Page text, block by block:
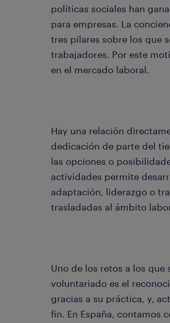
políticas sociales han
para empresas. La
tres pilares sobre los que
trabajadores. Por este
en el mercado laboral.
Hay una relación
dedicación de parte del
las opciones o
actividades permite
adaptación, liderazgo o
trasladadas al ámbito
Uno de los retos a los que
voluntariado es el
gracias a su práctica, y,
fin. En España, contamos